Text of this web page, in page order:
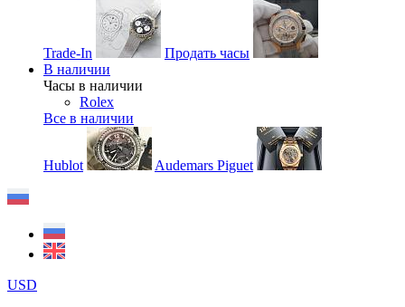
Trade-In
Продать часы
В наличии
Часы в наличии
Rolex
Все в наличии
Hublot Audemars Piguet
USD